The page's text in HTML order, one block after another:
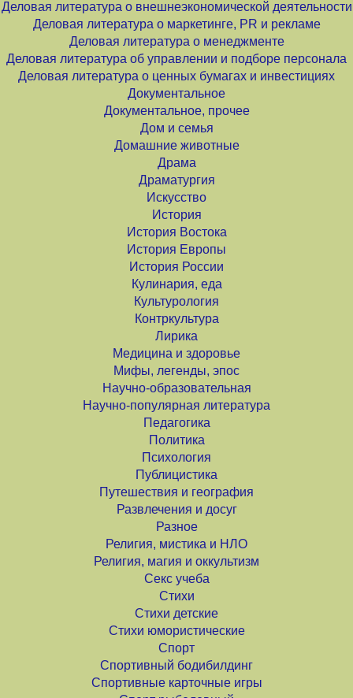
Деловая литература о внешнеэкономической деятельности
Деловая литература о маркетинге, PR и рекламе
Деловая литература о менеджменте
Деловая литература об управлении и подборе персонала
Деловая литература о ценных бумагах и инвестициях
Документальное
Документальное, прочее
Дом и семья
Домашние животные
Драма
Драматургия
Искусство
История
История Востока
История Европы
История России
Кулинария, еда
Культурология
Контркультура
Лирика
Медицина и здоровье
Мифы, легенды, эпос
Научно-образовательная
Научно-популярная литература
Педагогика
Политика
Психология
Публицистика
Путешествия и география
Развлечения и досуг
Разное
Религия, мистика и НЛО
Религия, магия и оккультизм
Секс учеба
Стихи
Стихи детские
Стихи юмористические
Спорт
Спортивный бодибилдинг
Спортивные карточные игры